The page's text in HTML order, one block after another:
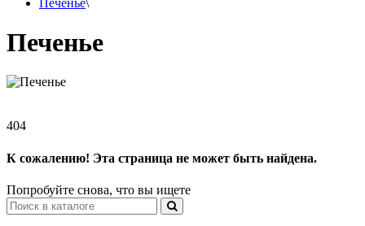
Печенье
404
К сожалению! Эта страница не может быть найдена.
Попробуйте снова, что вы ищете